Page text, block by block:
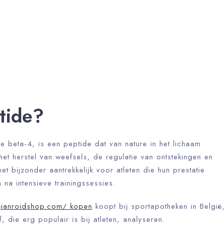
beta-4, is een peptide dat van nature in het lichaam
herstel van weefsels, de regulatie van ontstekingen en
bijzonder aantrekkelijk voor atleten die hun prestatie
intensieve trainingssessies.
kopenkoopt bij sportapotheken in België,
die erg populair is bij atleten, analyseren.